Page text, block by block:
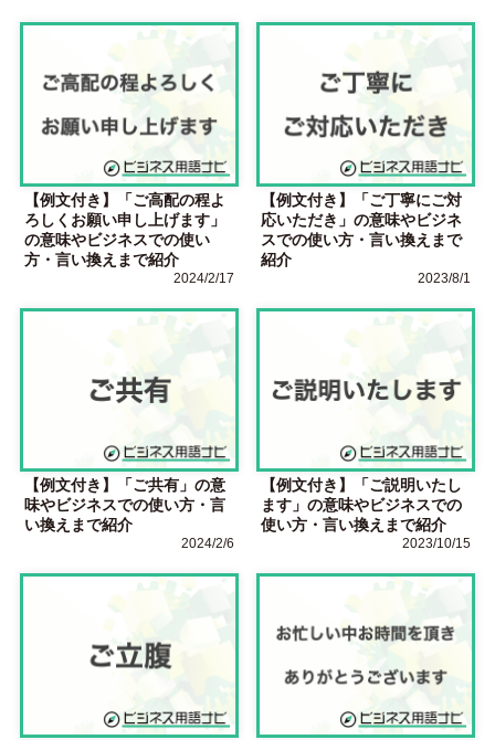
【例文付き】「ご高配の程よ
ろしくお願い申し上げます」
の意味やビジネスでの使い
方・言い換えまで紹介
2024/2/17
【例文付き】「ご丁寧にご対
応いただき」の意味やビジネ
スでの使い方・言い換えまで
紹介
2023/8/1
【例文付き】「ご共有」の意
味やビジネスでの使い方・言
い換えまで紹介
2024/2/6
【例文付き】「ご説明いたし
ます」の意味やビジネスでの
使い方・言い換えまで紹介
2023/10/15